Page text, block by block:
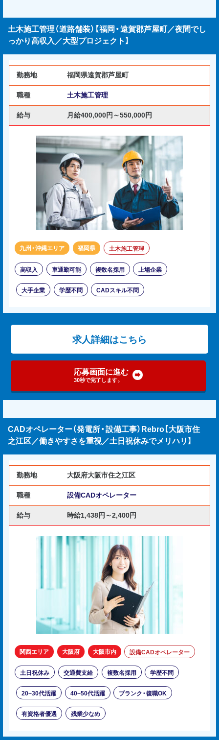
土木施工管理（道路舗装）【福岡・遠賀郡芦屋町／夜間でし
っかり高収入／大型プロジェクト】
勤務地 福岡県遠賀郡芦屋町
職種 土木施工管理
給与 月給400,000円～550,000円
九州・沖縄エリア 福岡県 土木施工管理
高収入 車通勤可能 複数名採用 上場企業
大手企業 学歴不問 CADスキル不問
求人詳細はこちら
応募画面に進む
30秒で完了します。
CADオペレーター（発電所・設備工事）Rebro【大阪市住
之江区／働きやすさを重視／土日祝休みでメリハリ】
勤務地 大阪府大阪市住之江区
職種 設備CADオペレーター
給与 時給1,438円～2,400円
関西エリア 大阪府 大阪市内 設備CADオペレーター
土日祝休み 交通費支給 複数名採用 学歴不問
20~30代活躍 40~50代活躍 ブランク・復職OK
有資格者優遇 残業少なめ